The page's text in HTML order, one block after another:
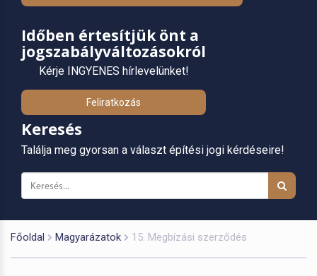
Időben értesítjük önt a
jogszabályváltozásokról
Kérje INGYENES hírlevelünket!
Feliratkozás
Keresés
Találja meg gyorsan a választ építési jogi kérdéseire!
Főoldal Magyarázatok 15. Megbízási szerződés